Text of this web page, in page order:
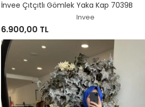
İnvee Çıtçıtlı Gömlek Yaka Kap 7039B
Invee
6.900,00 TL